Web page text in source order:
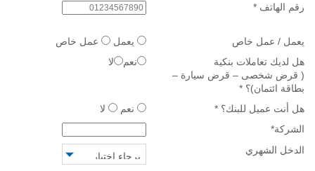
رقم الهاتف *
يعمل / عمل خاص يعمل
عمل خاص
هل لديك تعاملات بنكية
( قرض شخصى – قرض سيارة –
بطاقة ائتمان)؟ *
نعم لا
هل أنت عميل للبنك؟ * نعم
لا
الشركة*
الدخل الشهري